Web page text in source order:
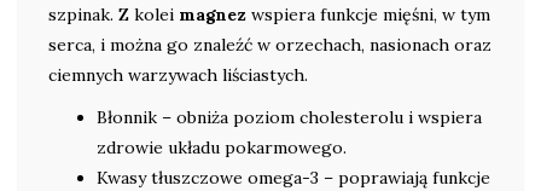
szpinak. Z kolei magnez wspiera funkcje mięśni, w tym
serca, i można go znaleźć w orzechach, nasionach oraz
ciemnych warzywach liściastych.
Błonnik – obniża poziom cholesterolu i wspiera
zdrowie układu pokarmowego.
Kwasy tłuszczowe omega-3 – poprawiają funkcje